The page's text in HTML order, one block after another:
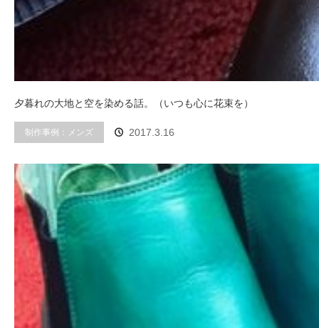
夕暮れの大地と空を染める話。（いつも心に花束を）
制作事例：メンズ 2017.3.16